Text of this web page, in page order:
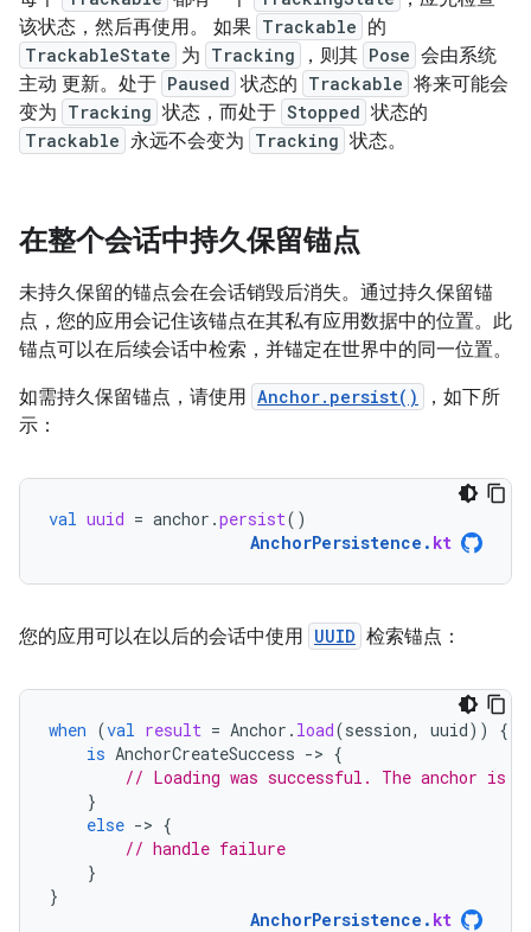
该状态，然后再使用。 如果 Trackable 的
TrackableState 为 Tracking ，则其 Pose 会由系统
主动 更新。处于 Paused 状态的 Trackable 将来可能会
变为 Tracking 状态，而处于 Stopped 状态的
Trackable 永远不会变为 Tracking 状态。
在整个会话中持久保留锚点
未持久保留的锚点会在会话销毁后消失。通过持久保留锚
点，您的应用会记住该锚点在其私有应用数据中的位置。此
锚点可以在后续会话中检索，并锚定在世界中的同一位置。
如需持久保留锚点，请使用 Anchor.persist()
，如下所
示：
val uuid = anchor .persist()
AnchorPersistence . kt
您的应用可以在以后的会话中使用 UUID 检索锚点：
when (val result = Anchor . load(session, uuid))
{
is AnchorCreateSuccess -> {
// Loading was successful. The anchor is
}
else -> {
// handle failure
}
}
AnchorPersistence . kt